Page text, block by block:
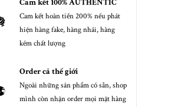
Cam kết 100% AUTHENTIC
Cam kết hoàn tiền 200% nếu phát
hiện hàng fake, hàng nhái, hàng
kém chất lượng
Order cả thế giới
Ngoài những sản phẩm có sẵn, shop
mình còn nhận order mọi mặt hàng